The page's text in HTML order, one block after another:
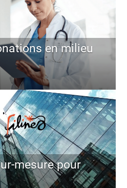
en milieu
mesure pour